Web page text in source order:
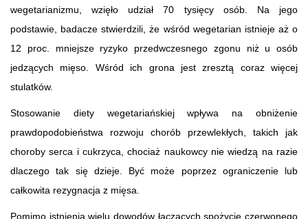
wegetarianizmu, wzięło udział 70 tysięcy osób. Na jego
podstawie, badacze stwierdzili, że wśród wegetarian istnieje aż o
12 proc. mniejsze ryzyko przedwczesnego zgonu niż u osób
jedzących mięso. Wśród ich grona jest zresztą coraz więcej
stulatków.
Stosowanie diety wegetariańskiej wpływa na obniżenie
prawdopodobieństwa rozwoju chorób przewlekłych, takich jak
choroby serca i cukrzyca, chociaż naukowcy nie wiedzą na razie
dlaczego tak się dzieje. Być może poprzez ograniczenie lub
całkowita rezygnacja z mięsa.
Pomimo istnienia wielu dowodów łączących spożycie czerwonego